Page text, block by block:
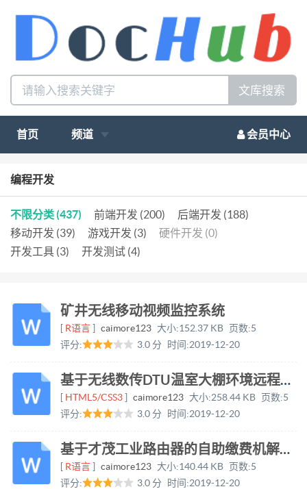
文库搜索
首页 频道 会员中心
编程开发
不限分类 (437) 前端开发 (200)
后端开发 (188)
移动开发 (39)
游戏开发 (3)
硬件开发 (0)
开发工具 (3)
开发测试 (4)
矿井无线移动视频监控系统
[R语言] caimore123 大小:152.37 KB 页数:5
评分:
3.0 分 时间:2019-12-20
基于无线数传DTU温室大棚环境远程测控方案
[HTML5/CSS3] caimore123 大小:258.44 KB 页数:5
评分:
3.0 分 时间:2019-12-20
基于才茂工业路由器的自助缴费机解决方案
[R语言] caimore123 大小:140.44 KB 页数:5
评分:
3.0 分 时间:2019-12-20